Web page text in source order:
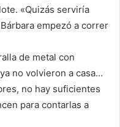
«Quizás serviría
empezó a correr
de metal con
no volvieron a casa…
no hay suficientes
para contarlas a